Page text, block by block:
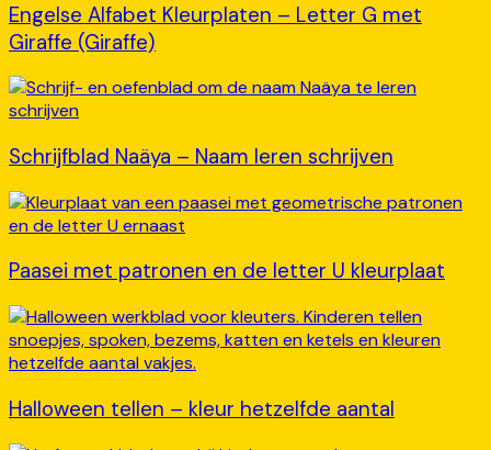
Engelse Alfabet Kleurplaten – Letter G met
Giraffe (Giraffe)
Schrijfblad Naäya – Naam leren schrijven
Paasei met patronen en de letter U kleurplaat
Halloween tellen – kleur hetzelfde aantal